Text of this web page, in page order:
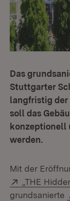
Das
Stuttgarter
langfristig der
soll das
konzeptionell
werden.
Mit der
Extern:
„THE
grundsanierte